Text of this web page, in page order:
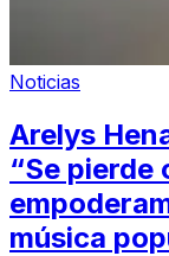
Noticias
Arelys
“Se pierde
música